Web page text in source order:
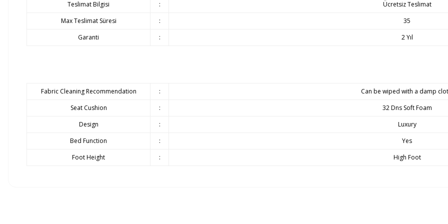
Teslimat Bilgisi
:
Ücretsiz Teslimat
Max Teslimat Süresi
:
35
Garanti
: 2 Yıl
Fabric Cleaning Recommendation :
Can be wiped with a damp
Seat Cushion
:
32 Dns Soft Foam
Design
:
Luxury
Bed Function
:
Yes
Foot Height
: High Foot